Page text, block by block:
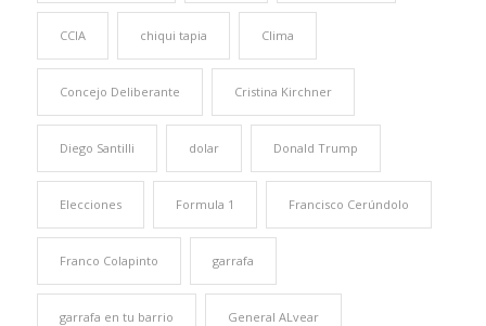
CCIA chiqui tapia Clima
Concejo Deliberante Cristina Kirchner
Diego Santilli dolar Donald Trump
Elecciones Formula 1 Francisco Cerúndolo
Franco Colapinto garrafa
garrafa en tu barrio General ALvear